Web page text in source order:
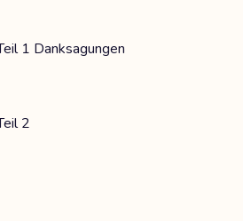
1 Danksagungen
2